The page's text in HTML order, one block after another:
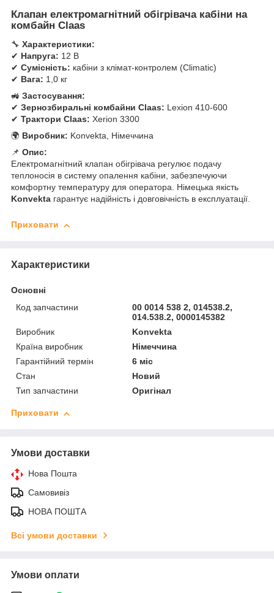
Клапан електромагнітний обігрівача кабіни на
комбайн Claas
🔧 Характеристики:
✔ Напруга: 12 В
✔ Сумісність: кабіни з клімат-контролем (Climatic)
✔ Вага: 1,0 кг
🚜 Застосування:
✔ Зернозбиральні комбайни Claas: Lexion 410-600
✔ Трактори Claas: Xerion 3300
🌍 Виробник: Konvekta, Німеччина
📌 Опис:
Електромагнітний клапан обігрівача регулює подачу
теплоносія в систему опалення кабіни, забезпечуючи
комфортну температуру для оператора. Німецька якість
Konvekta гарантує надійність і довговічність в експлуатації.
Приховати
Характеристики
Основні
Код запчастини
00 0014 538 2, 014538.2,
014.538.2, 0000145382
Виробник
Konvekta
Країна виробник
Німеччина
Гарантійний термін
6 міс
Стан
Новий
Тип запчастини
Оригінал
Приховати
Умови доставки
Нова Пошта
Самовивіз
НОВА ПОШТА
Всі умови доставки
Умови оплати